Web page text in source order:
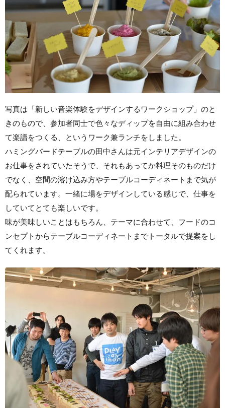
写真は「新しい音楽体験をデザインするワークショップ」のと
きのもので、参加者同士で色々なディップを自由に組み合わせ
て楽譜をつくる、というワーク兼ランチをしました。
ハミングバードテーブルの田中さんは元インテリアデザインの
お仕事をされていたそうで、それもあってか料理そのものだけ
でなく、空間の溶け込み方やテーブルコーディネートまで気が
配られています。一緒に場をデザインしている感じで、仕事を
していてとても楽しいです。
味が美味しいことはもちろん、テーマに合わせて、フードのコ
ンセプトからテーブルコーディネートまでトータルで提案をし
てくれます。